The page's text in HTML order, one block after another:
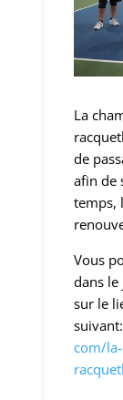
La
de
afin de
temps,
Vous
dans
sur le
suivant:
com/